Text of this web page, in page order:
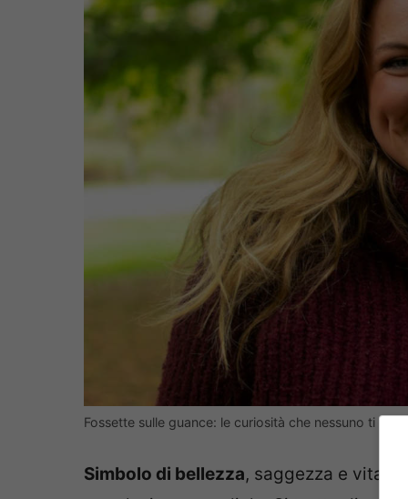
Fossette sulle guance: le curiosità che nessuno ti ha
Simbolo di bellezza, saggezza e